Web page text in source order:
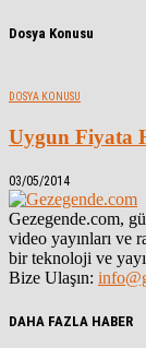
Dosya Konusu
DOSYA KONUSU
Uygun Fiyata
03/05/2014
Gezegende.com,
video yayınları ve
bir teknoloji ve
Bize Ulaşın:
DAHA FAZLA HABER